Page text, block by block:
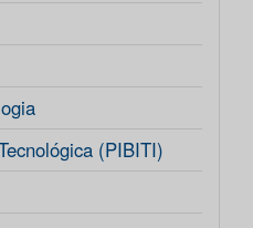
(PIBITI)